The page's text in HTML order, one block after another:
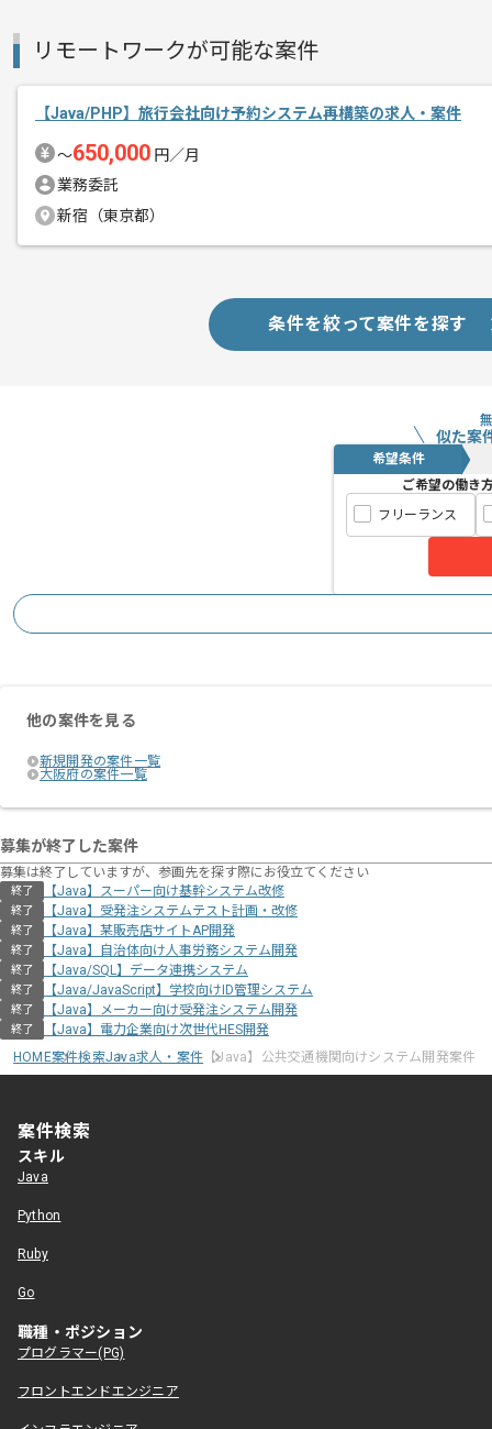
リモートワークが可能な案件
【Java/PHP】旅行会社向け予約システム再構築の求人・案件
〜650,000 円／月
業務委託
新宿（東京都）
条件を絞って案件を探す
似た案
希望条件
ご希望の働き
フリーランス
他の案件を見る
新規開発の案件一覧
大阪府の案件一覧
募集が終了した案件
募集は終了していますが、参画先を探す際にお役立てください
終了 【Java】スーパー向け基幹システム改修
終了 【Java】受発注システムテスト計画・改修
終了 【Java】某販売店サイトAP開発
終了 【Java】自治体向け人事労務システム開発
終了 【Java/SQL】データ連携システム
終了 【Java/JavaScript】学校向けID管理システム
終了 【Java】メーカー向け受発注システム開発
終了
【Java】電力企業向け次世代HES開発
HOME案件検索Java求人・案件 【Java】公共交通機関向けシステム開発案件
案件検索
スキル
Java
Python
Ruby
Go
職種・ポジション
プログラマー(PG)
フロントエンドエンジニア